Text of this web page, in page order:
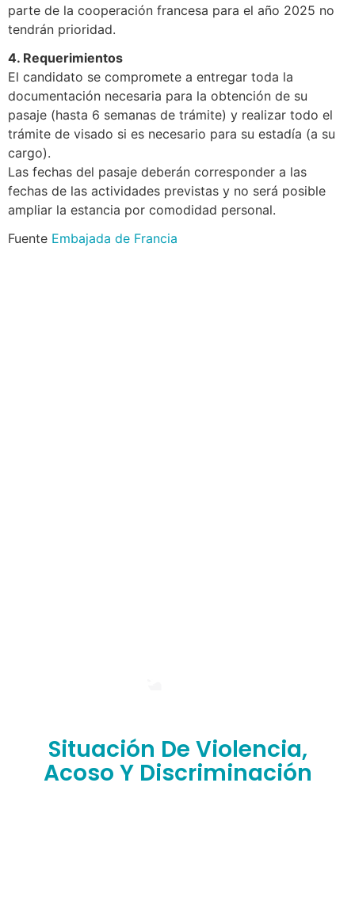
parte de la cooperación francesa para el año 2025 no
tendrán prioridad.
4. Requerimientos
El candidato se compromete a entregar toda la
documentación necesaria para la obtención de su
pasaje (hasta 6 semanas de trámite) y realizar todo el
trámite de visado si es necesario para su estadía (a su
cargo).
Las fechas del pasaje deberán corresponder a las
fechas de las actividades previstas y no será posible
ampliar la estancia por comodidad personal.
Fuente Embajada de Francia
Situación De Violencia,
Acoso Y Discriminación